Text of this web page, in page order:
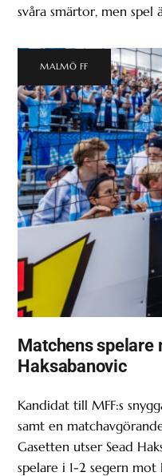
svåra smärtor, men spel
MALMÖ FF
Matchens spelare
Haksabanovic
Kandidat till MFF:s
samt en
Gasetten utser Sead
spelare i 1-2 segern mot